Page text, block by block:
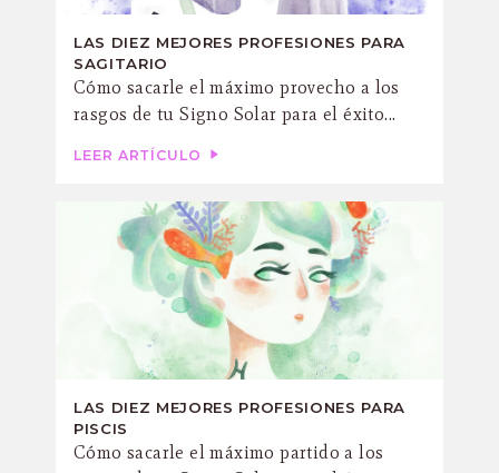
LAS DIEZ MEJORES PROFESIONES PARA
SAGITARIO
Cómo sacarle el máximo provecho a los
rasgos de tu Signo Solar para el éxito...
LEER ARTÍCULO
LAS DIEZ MEJORES PROFESIONES PARA
PISCIS
Cómo sacarle el máximo partido a los